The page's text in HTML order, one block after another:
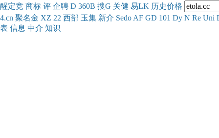
醒定竞 商标 评 企聘 D 360B 搜G 关健 易LK 历史价格
4.cn 聚名金 XZ 22 西部 玉集 新介 Sedo AF GD 101 Dy N Re Uni
表 信息 中介 知识